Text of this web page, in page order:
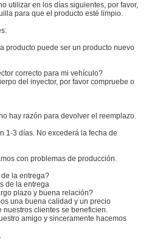
utilizar en los días siguientes, por favor,
para que el producto esté limpio.
producto puede ser un producto nuevo
correcto para mi vehículo?
del inyector, por favor compruebe o
hay razón para devolver el reemplazo.
1-3 días. No excederá la fecha de
con problemas de producción.
la entrega?
de la entrega
plazo y buena relación?
una buena calidad y un precio
clientes se beneficien.
amigo y sinceramente hacemos